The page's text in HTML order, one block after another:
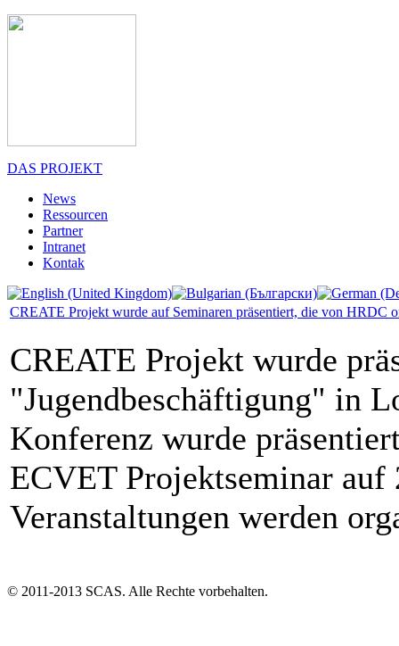
DAS PROJEKT
News
Ressourcen
Partner
Intranet
Kontak
CREATE Projekt wurde auf Seminaren präsentiert, die von HRDC
CREATE Projekt wurde
"Jugendbeschäftigung" in
Konferenz wurde
ECVET Projektseminar
Veranstaltungen werden
© 2011-2013 SCAS. Alle Rechte vorbehalten.